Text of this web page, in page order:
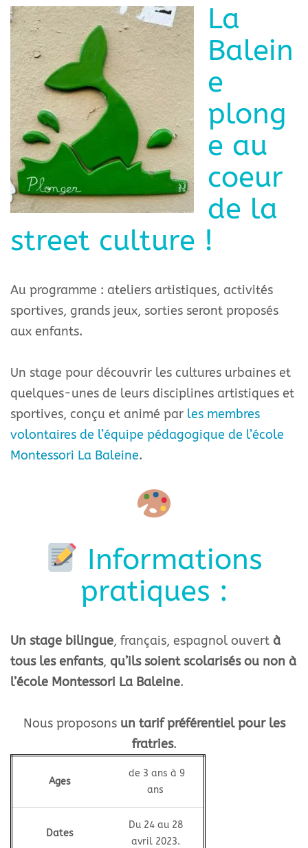
La
Balein
e
plong
e au
coeur
de la
street culture !
Au programme : ateliers artistiques, activités
sportives, grands jeux, sorties seront proposés
aux enfants.
Un stage pour découvrir les cultures urbaines et
quelques-unes de leurs disciplines artistiques et
sportives, conçu et animé par les membres
volontaires de l’équipe pédagogique de l’école
Montessori La Baleine.
Informations
pratiques :
Un stage bilingue, français, espagnol ouvert à
tous les enfants, qu’ils soient scolarisés ou non à
l’école Montessori La Baleine.
Nous proposons un tarif préférentiel pour les
fratries.
Ages
de 3 ans à 9
ans
Dates
Du 24 au 28
avril 2023.